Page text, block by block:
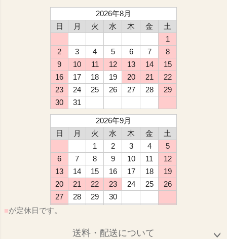
2026年8月
日
月 火 水 木 金
土
1
2
3 4 5 6 7
8
9
10 11 12 13 14
15
16
17 18 19 20 21
22
23
24 25 26 27 28
29
30
31
2026年9月
日
月 火 水 木 金
土
1
2 3 4
5
6
7 8 9 10 11
12
13
14 15 16 17 18
19
20
21 22 23 24 25
26
27
28 29
30
■が定休日です。
送料・配送について